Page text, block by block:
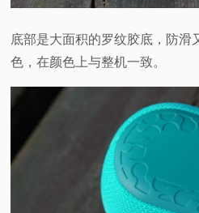
底部是大面积的罗纹胶底，防滑
色，在颜色上与整机一致。